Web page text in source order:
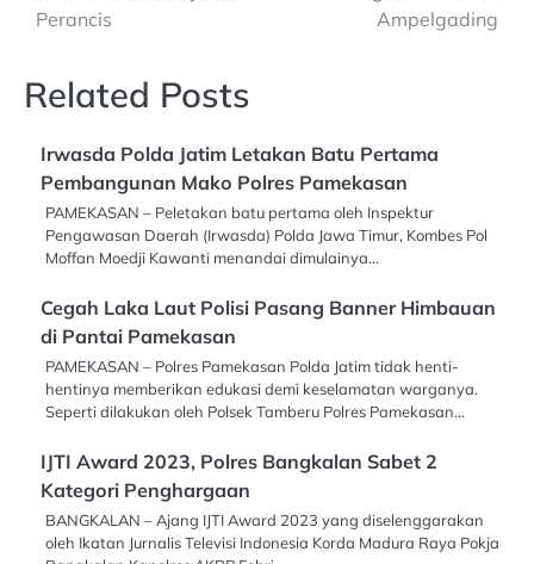
Perancis
Ampelgading
Related Posts
Irwasda Polda Jatim Letakan Batu Pertama
Pembangunan Mako Polres Pamekasan
PAMEKASAN – Peletakan batu pertama oleh Inspektur
Pengawasan Daerah (Irwasda) Polda Jawa Timur, Kombes Pol
Moffan Moedji Kawanti menandai dimulainya…
Cegah Laka Laut Polisi Pasang Banner Himbauan
di Pantai Pamekasan
PAMEKASAN – Polres Pamekasan Polda Jatim tidak henti-
hentinya memberikan edukasi demi keselamatan warganya.
Seperti dilakukan oleh Polsek Tamberu Polres Pamekasan…
IJTI Award 2023, Polres Bangkalan Sabet 2
Kategori Penghargaan
BANGKALAN – Ajang IJTI Award 2023 yang diselenggarakan
oleh Ikatan Jurnalis Televisi Indonesia Korda Madura Raya Pokja